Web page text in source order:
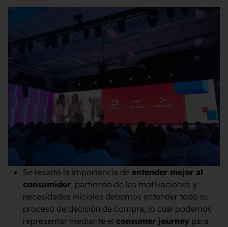
Se resaltó la importancia de entender mejor al
consumidor, partiendo de las motivaciones y
necesidades iniciales debemos entender todo su
proceso de decisión de compra, lo cual podemos
representar mediante el consumer journey para